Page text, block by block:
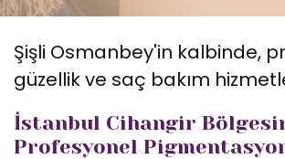
Şişli Osmanbey'in kalbinde,
güzellik ve saç bakım
İstanbul Cihangir
Profesyonel